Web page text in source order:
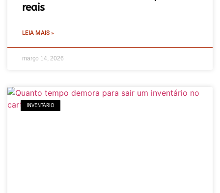
reais
LEIA MAIS »
março 14, 2026
INVENTÁRIO